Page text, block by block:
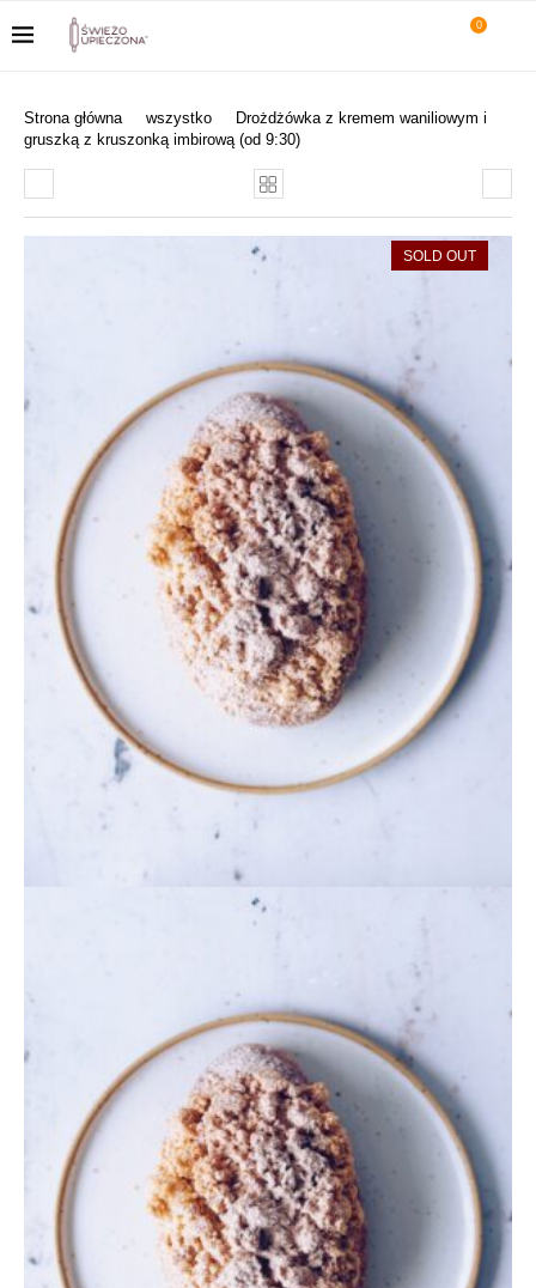
0
Strona główna wszystko
Drożdżówka z kremem waniliowym i
gruszką z kruszonką imbirową (od 9:30)
SOLD OUT